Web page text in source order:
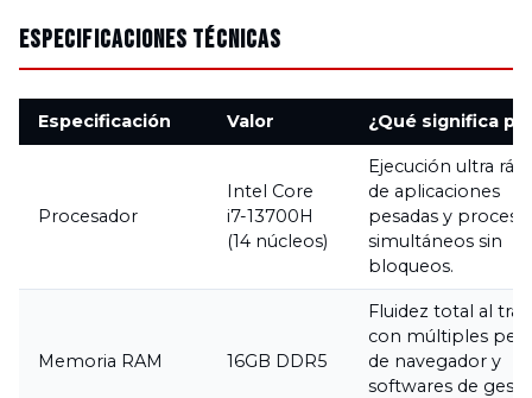
Especificaciones Técnicas
Especificación Valor ¿Qué significa
Procesador
Intel Core
i7-13700H
(14 núcleos)
Ejecución ultra
de aplicaciones
pesadas y
simultáneos sin
bloqueos.
Memoria RAM 16GB DDR5
Fluidez total al
con múltiples
de navegador y
softwares de